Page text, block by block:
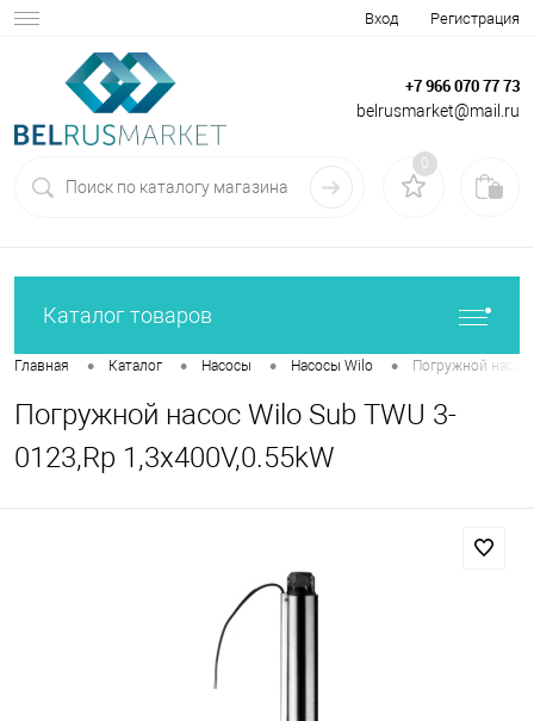
Вход Регистрация
+7 966 070 77 73
belrusmarket@mail.ru
0
Каталог товаров
Главная • Каталог • Насосы • Насосы Wilo • Погружной насос
Погружной насос Wilo Sub TWU 3-
0123,Rp 1,3x400V,0.55kW